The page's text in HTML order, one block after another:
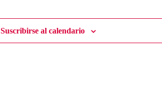
Suscribirse al calendario